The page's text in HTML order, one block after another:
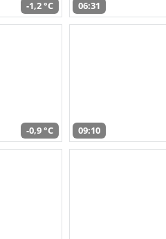
-1,2 °C 06:31
-0,9 °C 09:10